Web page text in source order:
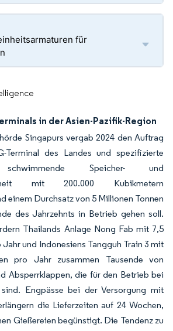
für
in der Asien-Pazifik-Region
Singapurs vergab 2024 den Auftrag
Terminal des Landes und spezifizierte
Speicher- und
mit 200.000 Kubikmetern
einem Durchsatz von 5 Millionen Tonnen
des Jahrzehnts in Betrieb gehen soll.
Thailands Anlage Nong Fab mit 7,5
und Indonesiens Tangguh Train 3 mit
pro Jahr zusammen Tausende von
Absperrklappen, die für den Betrieb bei
Engpässe bei der Versorgung mit
die Lieferzeiten auf 24 Wochen,
Gießereien begünstigt. Die Tendenz zu